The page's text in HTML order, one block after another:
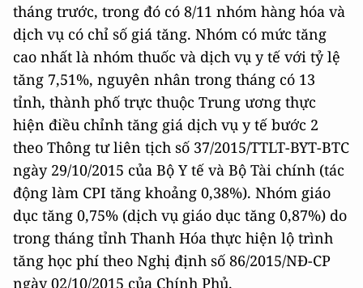
tháng trước, trong đó có 8/11 nhóm hàng hóa và
dịch vụ có chỉ số giá tăng. Nhóm có mức tăng
cao nhất là nhóm thuốc và dịch vụ y tế với tỷ lệ
tăng 7,51%, nguyên nhân trong tháng có 13
tỉnh, thành phố trực thuộc Trung ương thực
hiện điều chỉnh tăng giá dịch vụ y tế bước 2
theo Thông tư liên tịch số 37/2015/TTLT-BYT-BTC
ngày 29/10/2015 của Bộ Y tế và Bộ Tài chính (tác
động làm CPI tăng khoảng 0,38%). Nhóm giáo
dục tăng 0,75% (dịch vụ giáo dục tăng 0,87%) do
trong tháng tỉnh Thanh Hóa thực hiện lộ trình
tăng học phí theo Nghị định số 86/2015/NĐ-CP
ngày 02/10/2015 của Chính Phủ.